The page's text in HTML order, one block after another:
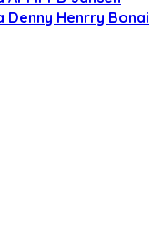
Denny Henrry Bonai